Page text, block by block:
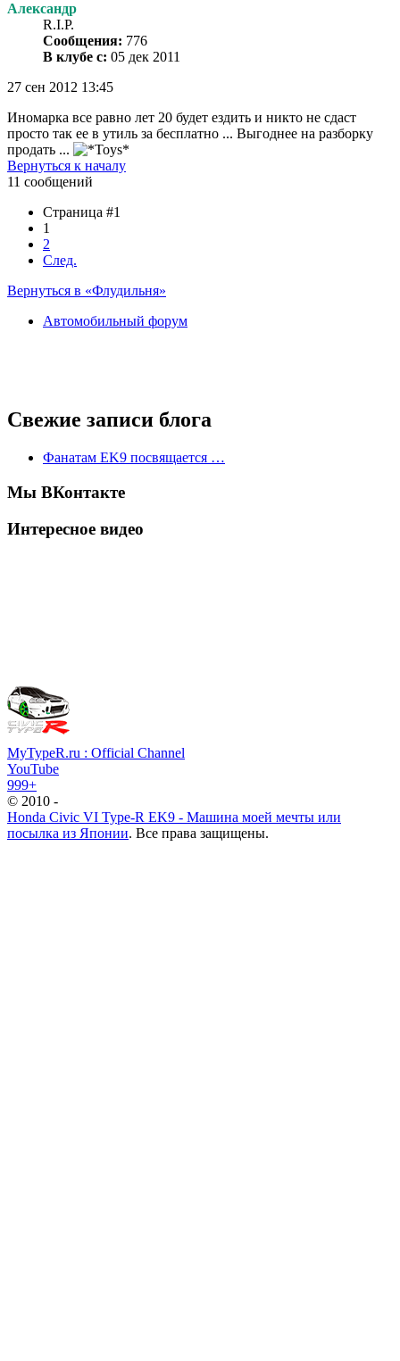
Александр
R.I.P.
Сообщения: 776
В клубе с: 05 дек 2011
27 сен 2012 13:45
Иномарка все равно лет 20 будет ездить и никто не сдаст
просто так ее в утиль за бесплатно ... Выгоднее на разборку
продать ...
Вернуться к началу
11 сообщений
Страница #1
1
2
След.
Вернуться в «Флудильня»
Автомобильный форум
Свежие записи блога
Фанатам EK9 посвящается …
Мы ВКонтакте
Интересное видео
MyTypeR.ru : Official Channel
YouTube
999+
© 2010 -
Honda Civic VI Type-R EK9 - Машина моей мечты или
посылка из Японии. Все права защищены.